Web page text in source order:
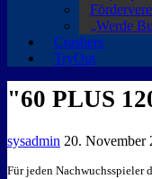
„Werde
Crashers
TryOut
"60 PLUS
sysadmin 20. November
Für jeden Nachwuchsspieler